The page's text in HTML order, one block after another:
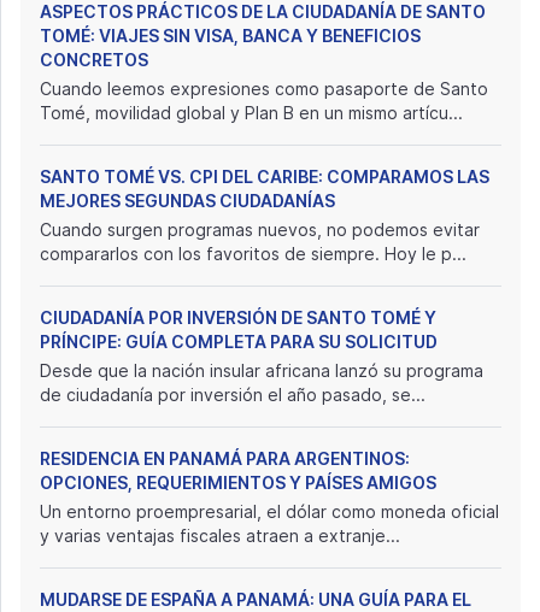
ASPECTOS PRÁCTICOS DE LA CIUDADANÍA DE SANTO
TOMÉ: VIAJES SIN VISA, BANCA Y BENEFICIOS
CONCRETOS
Cuando leemos expresiones como pasaporte de Santo
Tomé, movilidad global y Plan B en un mismo artícu...
SANTO TOMÉ VS. CPI DEL CARIBE: COMPARAMOS LAS
MEJORES SEGUNDAS CIUDADANÍAS
Cuando surgen programas nuevos, no podemos evitar
compararlos con los favoritos de siempre. Hoy le p...
CIUDADANÍA POR INVERSIÓN DE SANTO TOMÉ Y
PRÍNCIPE: GUÍA COMPLETA PARA SU SOLICITUD
Desde que la nación insular africana lanzó su programa
de ciudadanía por inversión el año pasado, se...
RESIDENCIA EN PANAMÁ PARA ARGENTINOS:
OPCIONES, REQUERIMIENTOS Y PAÍSES AMIGOS
Un entorno proempresarial, el dólar como moneda oficial
y varias ventajas fiscales atraen a extranje...
MUDARSE DE ESPAÑA A PANAMÁ: UNA GUÍA PARA EL